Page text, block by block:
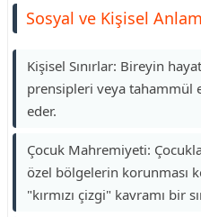
Sosyal ve Kişisel
Kişisel Sınırlar: Bireyin
prensipleri veya tahammül
eder.
Çocuk Mahremiyeti:
özel bölgelerin korunması
"kırmızı çizgi" kavramı bir